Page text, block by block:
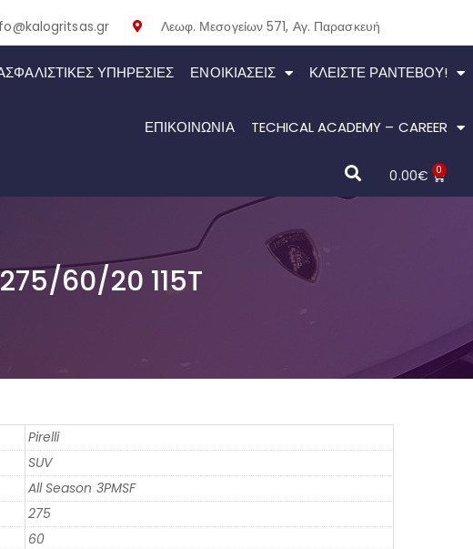
Λεωφ. Μεσογείων 571, Αγ. Παρασκευή
ΥΠΗΡΕΣΙΕΣ ΕΝΟΙΚΙΆΣΕΙΣ ΚΛΕΊΣΤΕ ΡΑΝΤΕΒΟΎ!
ΕΠΙΚΟΙΝΩΝΙΑ TECHICAL ACADEMY – CAREER
0.00€ 0
275/60/20 115T
Pirelli
SUV
All Season 3PMSF
275
60